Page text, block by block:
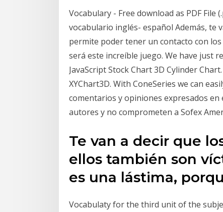
Vocabulary - Free download as PDF
vocabulario inglés- español Además,
permite poder tener un contacto con
será este increíble juego. We have just
JavaScript Stock Chart 3D Cylinder
XYChart3D. With ConeSeries we can
comentarios y opiniones expresados
autores y no comprometen a Sofex
Te van a decir que
ellos también son
es una lástima,
Vocabulaty for the third unit of the